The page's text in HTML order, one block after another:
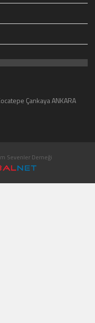
Çankaya ANKARA
Sevenler Derneği